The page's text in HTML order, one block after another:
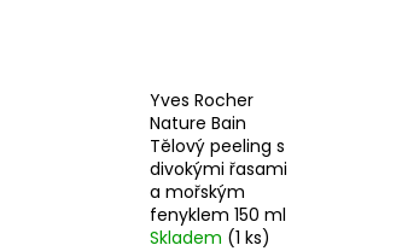
Yves Rocher
Nature Bain
Tělový peeling s
divokými řasami
a mořským
fenyklem 150 ml
Skladem (1 ks)